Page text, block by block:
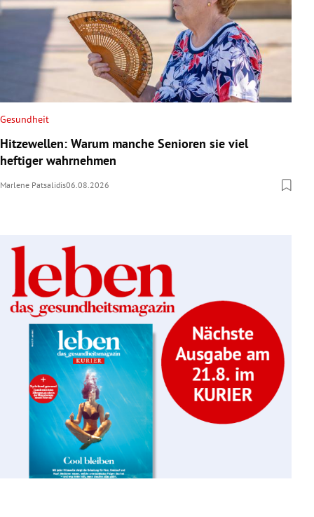
Gesundheit
Hitzewellen: Warum manche Senioren sie viel
heftiger wahrnehmen
Marlene Patsalidis06.08.2026